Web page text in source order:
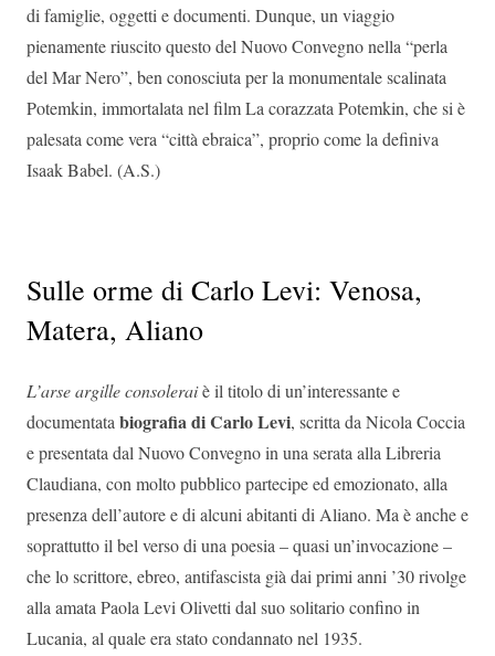
di famiglie, oggetti e documenti. Dunque, un viaggio
pienamente riuscito questo del Nuovo Convegno nella “perla
del Mar Nero”, ben conosciuta per la monumentale scalinata
Potemkin, immortalata nel film La corazzata Potemkin, che si è
palesata come vera “città ebraica”, proprio come la definiva
Isaak Babel. (A.S.)
Sulle orme di Carlo Levi: Venosa,
Matera, Aliano
L’arse argille consoleraiè il titolo di un’interessante e
documentatabiografia di Carlo Levi, scritta da Nicola Coccia
e presentata dal Nuovo Convegno in una serata alla Libreria
Claudiana, con molto pubblico partecipe ed emozionato, alla
presenza dell’autore e di alcuni abitanti di Aliano. Ma è anche e
soprattutto il bel verso di una poesia – quasi un’invocazione –
che lo scrittore, ebreo, antifascista già dai primi anni ’30 rivolge
alla amata Paola Levi Olivetti dal suo solitario confino in
Lucania, al quale era stato condannato nel 1935.